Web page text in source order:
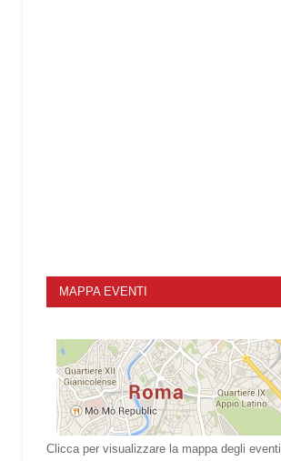
MAPPA EVENTI
Clicca per visualizzare la mappa degli eventi